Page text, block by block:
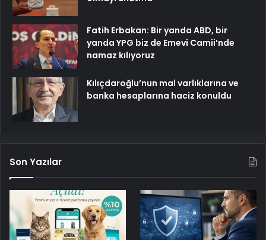
Fatih Erbakan: Bir yanda ABD, bir
yanda YPG biz de Emevi Camii’nde
namaz kılıyoruz
Kılıçdaroğlu’nun mal varlıklarına ve
banka hesaplarına haciz konuldu
Son Yazılar